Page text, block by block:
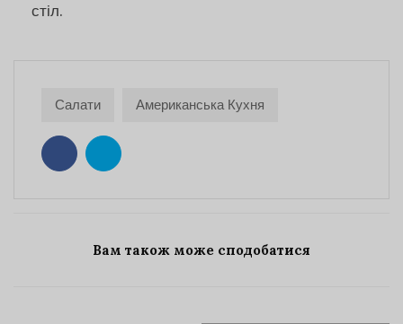
стіл.
Салати Американська Кухня
Вам також може сподобатися